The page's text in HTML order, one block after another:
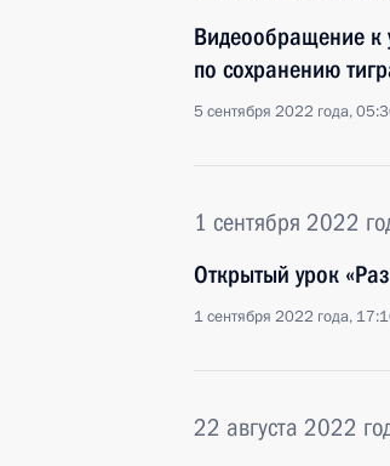
Видеообращение к
по сохранению
5 сентября 2022 года,
1 сентября 2022
Открытый урок
1 сентября 2022 года,
22 августа 2022